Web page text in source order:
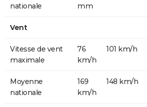
nationale
mm
Vent
Vitesse de vent
maximale
76
km/h
101 km/h
Moyenne
nationale
169
km/h
148 km/h